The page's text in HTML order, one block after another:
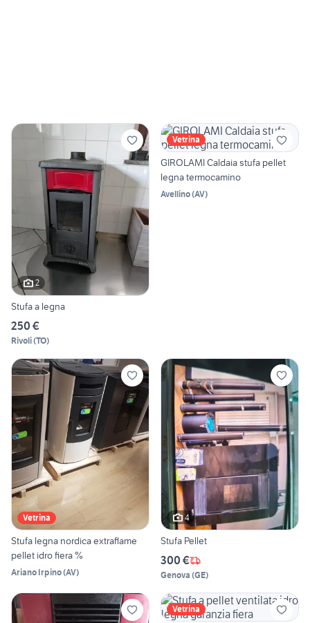
2
Stufa a legna
250 €
Rivoli(TO)
Vetrina
GIROLAMI Caldaia stufa pellet
legna termocamino
Avellino(AV)
Vetrina
Stufa legna nordica extraflame
pellet idro fiera %
Ariano Irpino(AV)
4
Stufa Pellet
300 €
Genova (GE)
Vetrina